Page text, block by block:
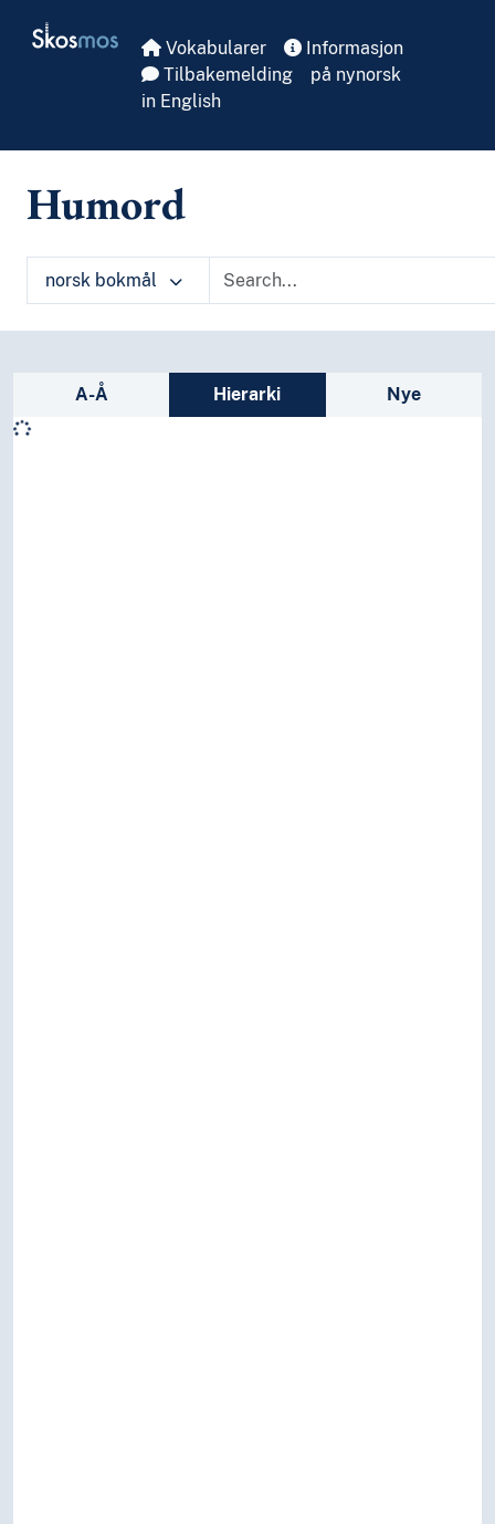
Skosmos Vokabularer
Informasjon
Tilbakemelding
på nynorsk
in English
Humord
norsk bokmål
Sidefelt: navigér i vokabularet på ulike
A-Å Hierarki Nye